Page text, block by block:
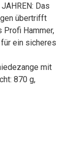
Das
übertrifft
Profi Hammer,
ein sicheres
mit
870 g,